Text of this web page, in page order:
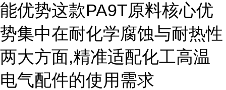
能优势这款PA9T原料核心优
势集中在耐化学腐蚀与耐热性
两大方面,精准适配化工高温
电气配件的使用需求